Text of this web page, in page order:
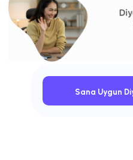
Sana Uygun